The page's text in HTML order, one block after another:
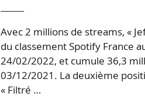
Avec 2 millions de streams, «
du classement Spotify France
24/02/2022, et cumule 36,3
03/12/2021. La deuxième
« Filtré …